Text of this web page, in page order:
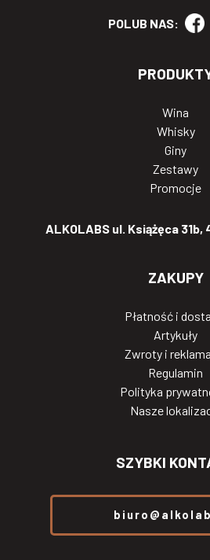
POLUB NAS:
Wina
Whisky
Giny
Zestawy
Promocje
ALKOLABS ul. Książęca
ZAKUPY
Płatność i
Artykuły
Zwroty i
Regulamin
Polityka
Nasze
SZYBKI